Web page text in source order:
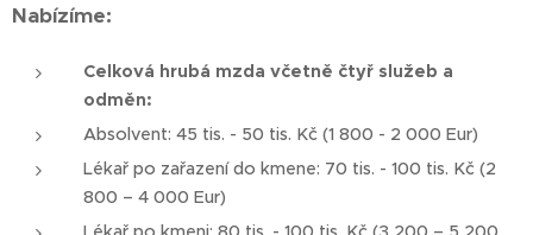
Nabízíme:
Celková hrubá mzda včetně čtyř služeb a
odměn:
Absolvent: 45 tis. - 50 tis. Kč (1 800 - 2 000 Eur)
Lékař po zařazení do kmene: 70 tis. - 100 tis. Kč (2
800 – 4 000 Eur)